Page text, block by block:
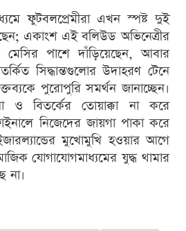
ফুটবলপ্রেমীরা এখন স্পষ্ট দুই
একাংশ এই বলিউড অভিনেত্রীর
পাশে দাঁড়িয়েছেন, আবার
সিদ্ধান্তগুলোর উদাহরণ টেনে
পুরোপুরি সমর্থন জানাচ্ছেন।
বিতর্কের তোয়াক্কা না করে
নিজেদের জায়গা পাকা করে
মুখোমুখি হওয়ার আগে
যোগাযোগমাধ্যমের যুদ্ধ থামার
না।